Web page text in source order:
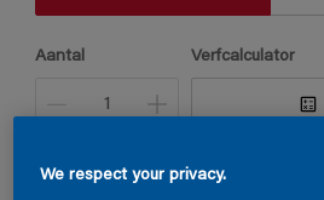
Aantal Verfcalculator
Vind een
We respect your privacy.